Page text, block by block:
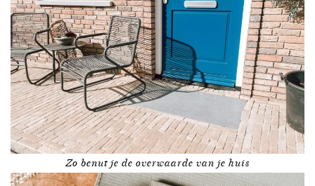
Zo benut je de overwaarde van je huis